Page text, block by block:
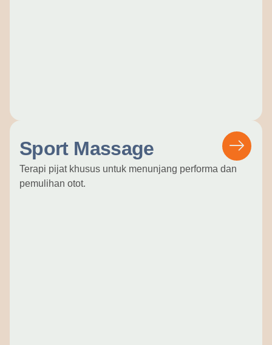
Sport Massage
Terapi pijat khusus untuk menunjang performa dan
pemulihan otot.